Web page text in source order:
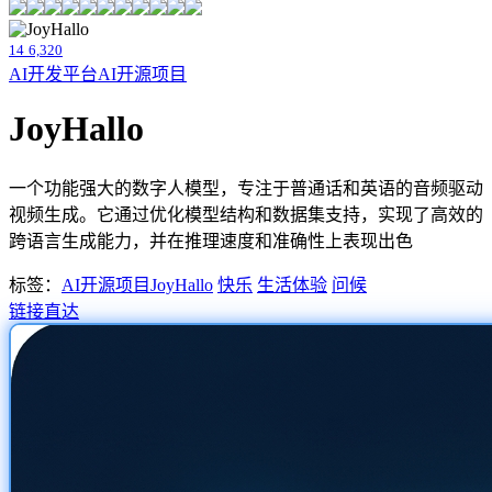
14 6,320
AI开发平台AI开源项目
JoyHallo
一个功能强大的数字人模型，专注于普通话和英语的音频驱动
视频生成。它通过优化模型结构和数据集支持，实现了高效的
跨语言生成能力，并在推理速度和准确性上表现出色
标签： AI开源项目JoyHallo 快乐 生活体验 问候
链接直达